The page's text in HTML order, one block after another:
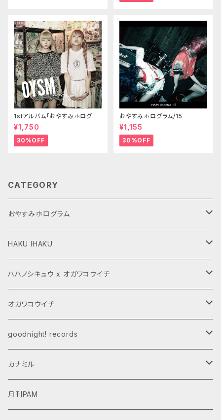
1stアルバム「おやすみホログラ
ム」
¥1,750
30%OFF
おやすみホログラム/15
¥1,155
30%OFF
CATEGORY
おやすみホログラム
CD,LP
グッズ
ダウンロード商品
受注商品
HAKU IHAKU
グッズ
CD,LP
ダウンロード商品
ハハノシキュウ x オガワコウイチ
グッズ
CD,LP
ダウンロード商品
オガワコウイチ
CD,LP
goodnight! records
グッズ
受注商品
カナミル
デジタルデータ
月刊PAM